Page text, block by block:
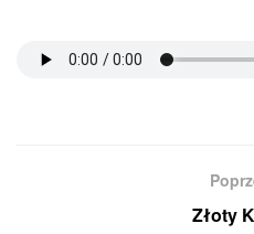
Złoty